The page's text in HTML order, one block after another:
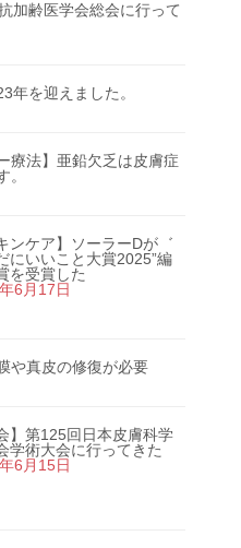
加齢医学会総会に行って
年を迎えました。
療法】亜鉛欠乏は皮膚症
。
ンケア】ソーラーDが゛
にいいこと大賞2025”編
を受賞した
6月17日
や真皮の修復が必要
】第125回日本皮膚科学
学術大会に行ってきた
6月15日